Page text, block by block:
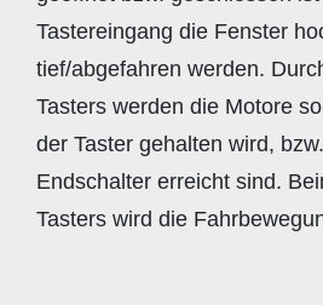
Tastereingang die Fenster
tief/abgefahren werden.
Tasters werden die Motore
der Taster gehalten wird,
Endschalter erreicht sind.
Tasters wird die